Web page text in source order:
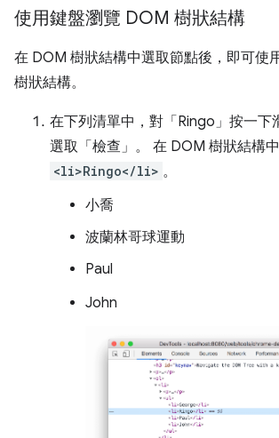
使用鍵盤瀏覽 DOM 樹狀結構
在 DOM 樹狀結構中選取節點後，即可使
樹狀結構。
在下列清單中，對「Ringo」 按一下
選取「檢查」 。 在 DOM 樹狀結構
<li>Ringo</li> 。
小喬
波蘭林哥球運動
Paul
John